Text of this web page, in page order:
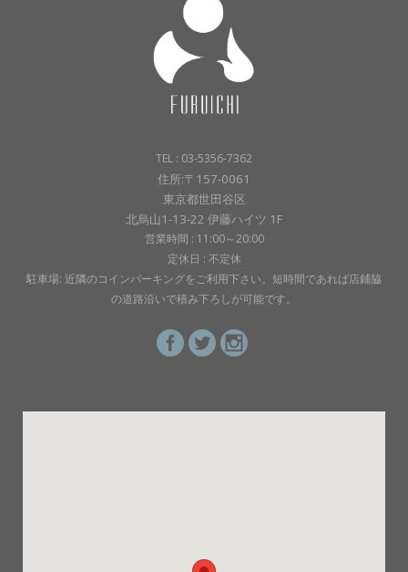
TEL : 03-5356-7362
住所:〒157-0061
東京都世田谷区
北烏山1-13-22 伊藤ハイツ 1F
営業時間 : 11:00～20:00
定休日 : 不定休
駐車場: 近隣のコインパーキングをご利用下さい。短時間であれば店鋪脇
の道路沿いで積み下ろしが可能です。